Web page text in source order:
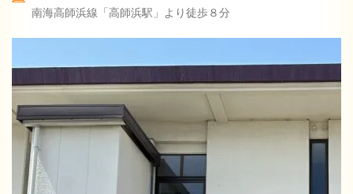
南海高師浜線「高師浜駅」より徒歩８分